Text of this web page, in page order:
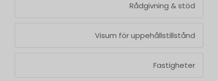
Rådgivning & stöd
Visum för uppehållstillstånd
Fastigheter